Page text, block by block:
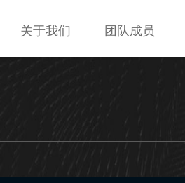
关于我们 团队成员